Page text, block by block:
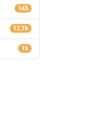
145
12.7k
1k